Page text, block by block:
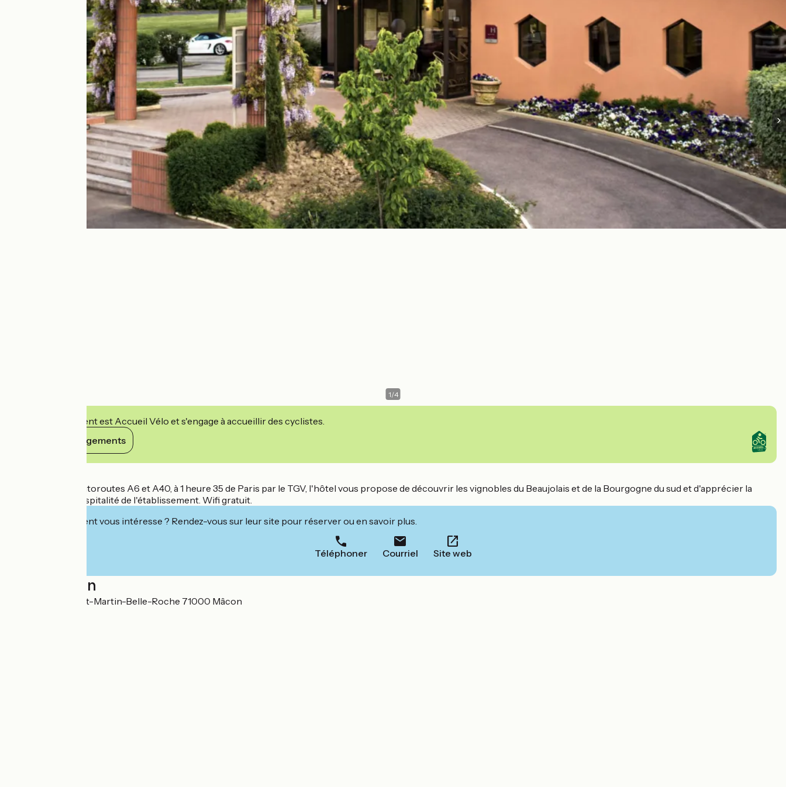
1/4
Cet établissement est Accueil Vélo et s'engage à accueillir des cyclistes.
Voir ses engagements
En bordure des autoroutes A6 et A40, à 1 heure 35 de Paris par le TGV, l'hôtel vous propose de découvrir les vignobles du Beaujolais et de la Bourgogne du sud et d'apprécier la
tranquillité et l'hospitalité de l'établissement. Wifi gratuit.
Cet établissement vous intéresse ? Rendez-vous sur leur site pour réserver ou en savoir plus.
Téléphoner Courriel Site web
Localisation
420, route de Saint-Martin-Belle-Roche 71000 Mâcon